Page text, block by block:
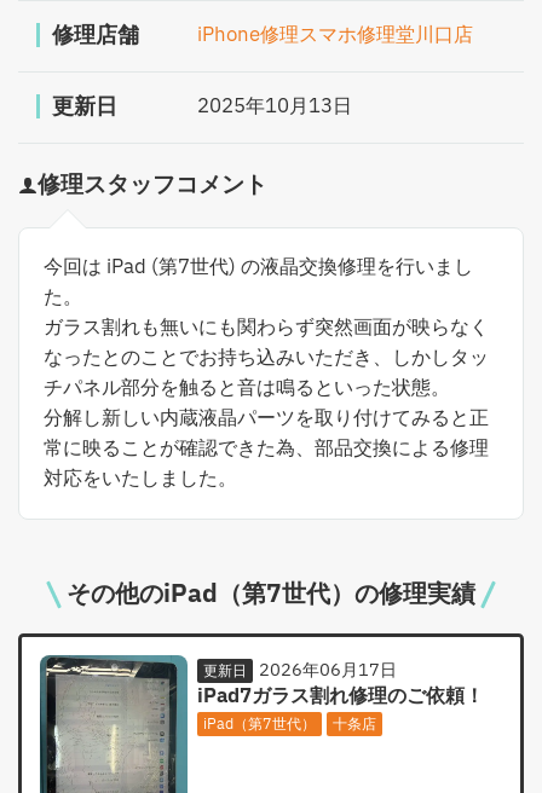
修理店舗 iPhone修理スマホ修理堂川口店
更新日 2025年10月13日
修理スタッフコメント
今回は iPad (第7世代) の液晶交換修理を行いまし
た。
ガラス割れも無いにも関わらず突然画面が映らなく
なったとのことでお持ち込みいただき、しかしタッ
チパネル部分を触ると音は鳴るといった状態。
分解し新しい内蔵液晶パーツを取り付けてみると正
常に映ることが確認できた為、部品交換による修理
対応をいたしました。
その他のiPad（第7世代）の修理実績
更新日 2026年06月17日
iPad7ガラス割れ修理のご依頼！
iPad（第7世代） 十条店